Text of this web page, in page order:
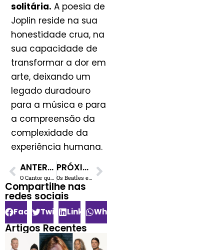
solitária. A poesia de
Joplin reside na sua
honestidade crua, na
sua capacidade de
transformar a dor em
arte, deixando um
legado duradouro
para a música e para
a compreensão da
complexidade da
experiência humana.
ANTERIOR
O Cantor que Quase Substituiu James Hetfield no Metallica
PRÓXIMO
Os Beatles e a Culpa pela Epidemia de Drogas na Rússia: Uma Acusação Absurda?
Compartilhe nas
redes sociais​
FacebookTwitterLinkedInWhatsApp
Artigos Recentes